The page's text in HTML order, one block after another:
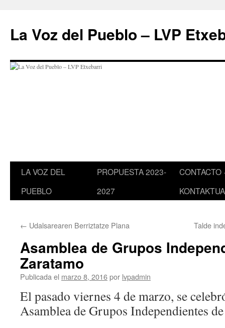
contenido
La Voz del Pueblo – LVP
LA VOZ DEL
PUEBLO
PROPUESTA 2023-
2027
CONTACTO ·
KONTAKTUA
← Udalsarearen Berriztatze Plana Talde
Asamblea de Grupos
Zaratamo
Publicada el marzo 8, 2016por lvpadmin
El pasado viernes 4 de marzo, se
Asamblea de Grupos Independientes